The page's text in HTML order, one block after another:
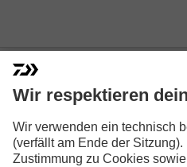
25 PROREX V
SPINNROLLE
Wir respektieren
Wir verwenden ein technisch
(verfällt am Ende der
Zustimmung zu Cookies